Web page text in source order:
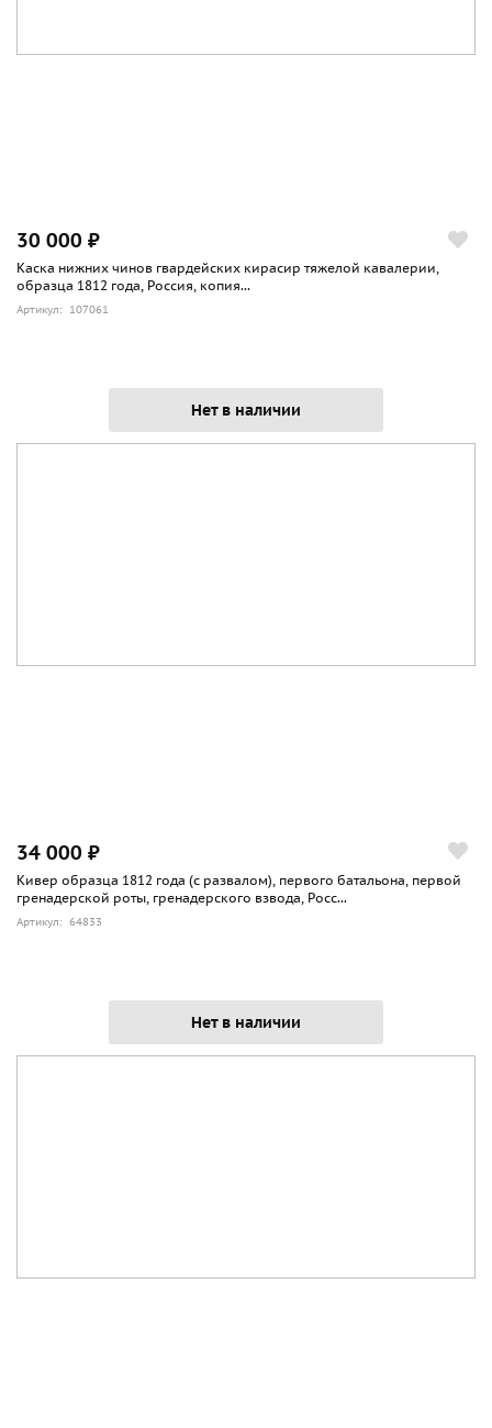
30 000 ₽
Каска нижних чинов гвардейских кирасир тяжелой кавалерии,
образца 1812 года, Россия, копия...
Артикул: 107061
Нет в наличии
34 000 ₽
Кивер образца 1812 года (с развалом), первого батальона, первой
гренадерской роты, гренадерского взвода, Росс...
Артикул: 64833
Нет в наличии